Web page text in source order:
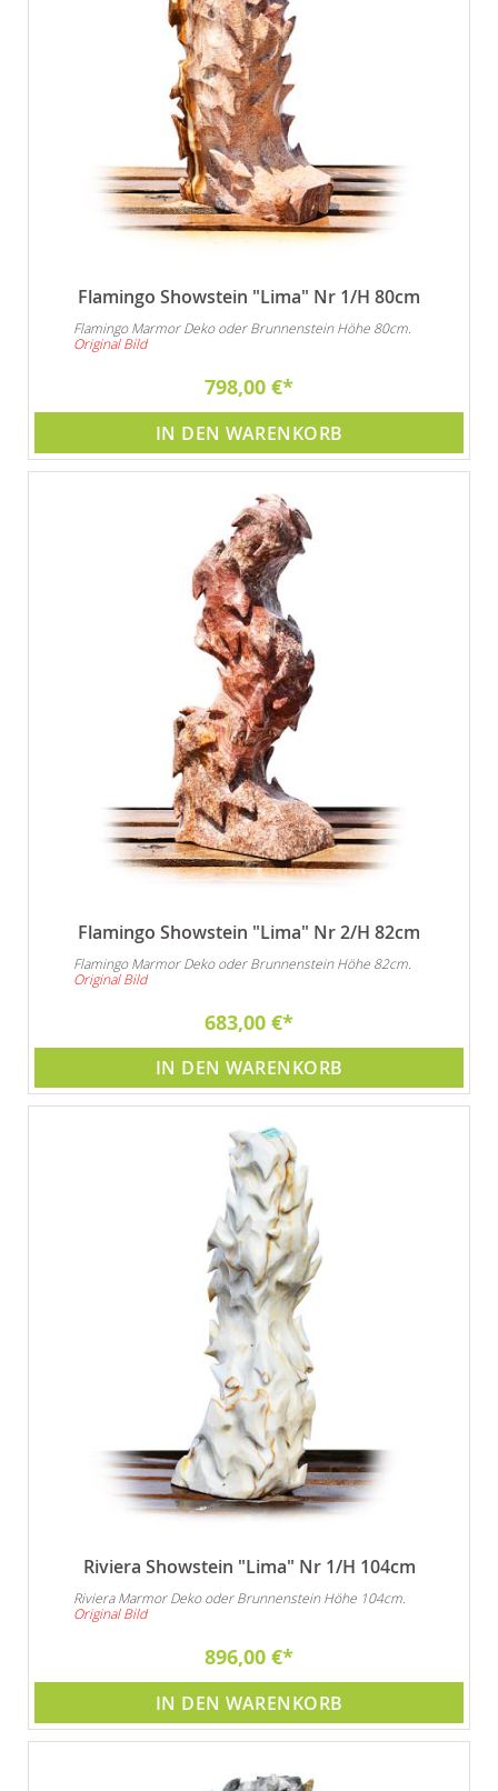
Flamingo Showstein "Lima" Nr 1/H 80cm
Flamingo Marmor Deko oder Brunnenstein Höhe 80cm.
Original Bild
798,00 €
IN DEN WARENKORB
Flamingo Showstein "Lima" Nr 2/H 82cm
Flamingo Marmor Deko oder Brunnenstein Höhe 82cm.
Original Bild
683,00 €
IN DEN WARENKORB
Riviera Showstein "Lima" Nr 1/H 104cm
Riviera Marmor Deko oder Brunnenstein Höhe 104cm.
Original Bild
896,00 €
IN DEN WARENKORB